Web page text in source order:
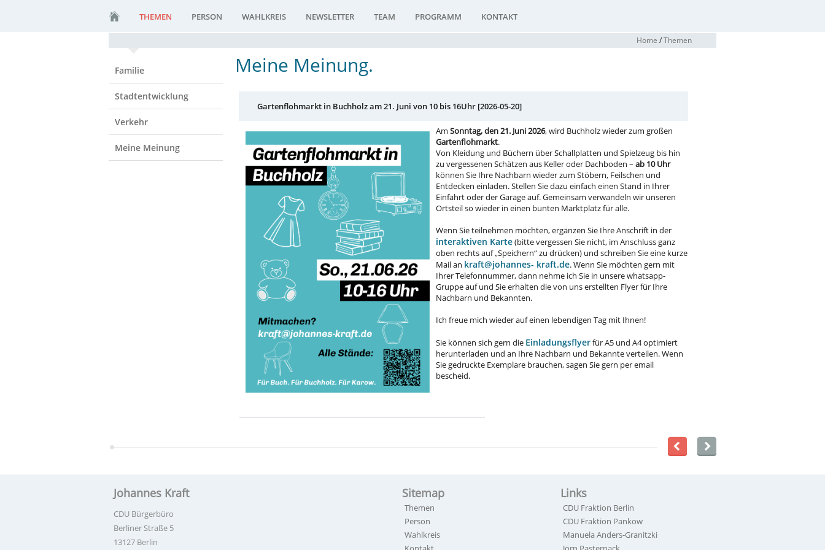
THEMEN PERSON WAHLKREIS NEWSLETTER TEAM PROGRAMM KONTAKT
Home /Themen
Familie
Stadtentwicklung
Verkehr
Meine Meinung
Meine Meinung.
Gartenflohmarkt in Buchholz am 21. Juni von 10 bis 16Uhr [2026-05-20]
Am Sonntag, den 21. Juni 2026, wird Buchholz wieder zum großen
Gartenflohmarkt.
Von Kleidung und Büchern über Schallplatten und Spielzeug bis hin
zu vergessenen Schätzen aus Keller oder Dachboden – ab 10 Uhr
können Sie Ihre Nachbarn wieder zum Stöbern, Feilschen und
Entdecken einladen. Stellen Sie dazu einfach einen Stand in Ihrer
Einfahrt oder der Garage auf. Gemeinsam verwandeln wir unseren
Ortsteil so wieder in einen bunten Marktplatz für alle.
Wenn Sie teilnehmen möchten, ergänzen Sie Ihre Anschrift in der
interaktiven Karte(bitte vergessen Sie nicht, im Anschluss ganz
oben rechts auf „Speichern“ zu drücken) und schreiben Sie eine kurze
Mail an kraft@johannes- kraft.de. Wenn Sie möchten gern mit
Ihrer Telefonnummer, dann nehme ich Sie in unsere whatsapp-
Gruppe auf und Sie erhalten die von uns erstellten Flyer für Ihre
Nachbarn und Bekannten.
Ich freue mich wieder auf einen lebendigen Tag mit Ihnen!
Sie können sich gern die Einladungsflyerfür A5 und A4 optimiert
herunterladen und an Ihre Nachbarn und Bekannte verteilen. Wenn
Sie gedruckte Exemplare brauchen, sagen Sie gern per email
bescheid.
Johannes Kraft
CDU Bürgerbüro
Berliner Straße 5
13127 Berlin
Sitemap
Themen
Person
Wahlkreis
Links
CDU Fraktion Berlin
CDU Fraktion Pankow
Manuela Anders-Granitzki